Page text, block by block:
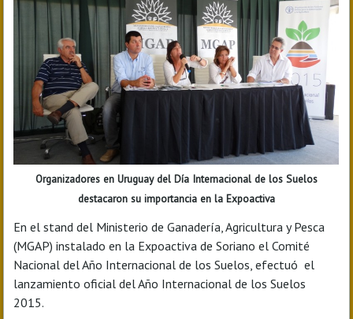
Organizadores en Uruguay del Día Internacional de los Suelos
destacaron su importancia en la Expoactiva
En el stand del Ministerio de Ganadería, Agricultura y Pesca
(MGAP) instalado en la Expoactiva de Soriano el Comité
Nacional del Año Internacional de los Suelos, efectuó el
lanzamiento oficial del Año Internacional de los Suelos
2015.